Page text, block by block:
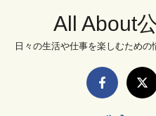
All About
日々の生活や仕事を楽しむための